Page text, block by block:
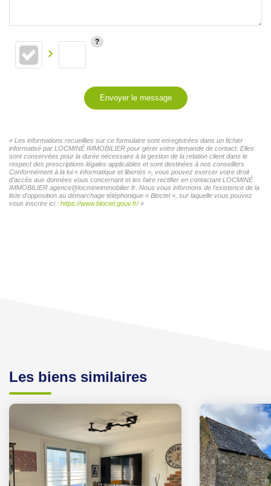
Envoyer le message
« Les informations recueillies sur ce formulaire sont enregistrées dans un fichier
informatisé par LOCMINÉ IMMOBILIER pour gérer votre demande de contact. Elles
sont conservées pour la durée nécessaire à la gestion de la relation client dans le
respect des prescriptions légales applicables et sont destinées à nos conseillers
Conformément à la loi « informatique et libertés », vous pouvez exercer votre droit
d'accès aux données vous concernant et les faire rectifier en contactant LOCMINÉ
IMMOBILIER agence@locmineimmobilier.fr. Nous vous informons de l'existence de la
liste d'opposition au démarchage téléphonique « Bloctel », sur laquelle vous pouvez
vous inscrire ici : https://www.bloctel.gouv.fr/»
Les biens similaires